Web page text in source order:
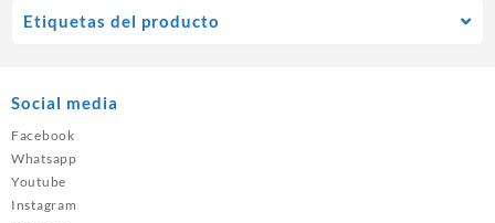
Etiquetas del producto
Social media
Facebook
Whatsapp
Youtube
Instagram